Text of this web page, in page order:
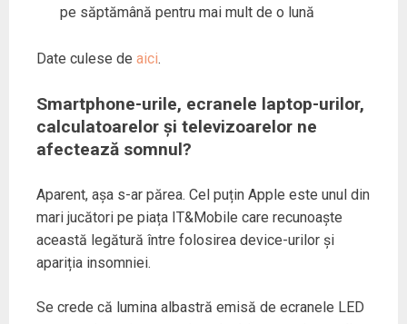
pe săptămână pentru mai mult de o lună
Date culese de aici.
Smartphone-urile, ecranele laptop-urilor,
calculatoarelor și televizoarelor ne
afectează somnul?
Aparent, așa s-ar părea. Cel puțin Apple este unul din
mari jucători pe piața IT&Mobile care recunoaște
această legătură între folosirea device-urilor și
apariția insomniei.
Se crede că lumina albastră emisă de ecranele LED